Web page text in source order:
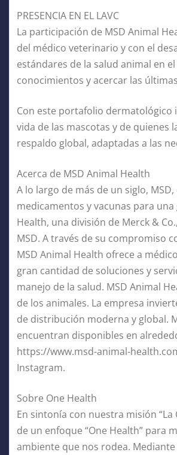
PRESENCIA EN EL LAVC
La participación de MSD Animal
del médico veterinario y con el
estándares de la salud animal en
conocimientos y acercar las
Con este portafolio dermatológico
vida de las mascotas y de quienes
respaldo global, adaptadas a las
Acerca de MSD Animal Health
A lo largo de más de un siglo,
medicamentos y vacunas para
Health, una división de Merck &
MSD. A través de su compromiso
MSD Animal Health ofrece a
gran cantidad de soluciones y
manejo de la salud. MSD Animal
de los animales. La empresa
de distribución moderna y global.
encuentran disponibles en
https://www.msd-animal-
Instagram.
Sobre One Health
En sintonía con nuestra misión “La
de un enfoque “One Health” para
ambiente que nos rodea.